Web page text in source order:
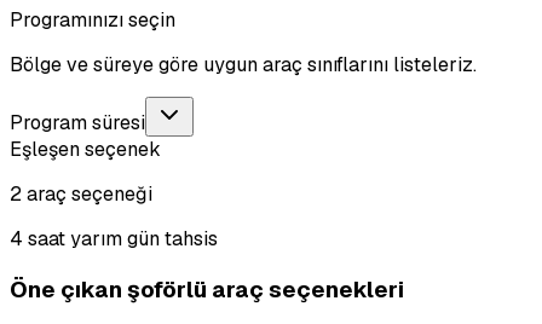
Programınızı seçin
Bölge ve süreye göre uygun araç sınıflarını listeleriz.
Program süresi
Eşleşen seçenek
2 araç seçeneği
4 saat yarım gün tahsis
Öne çıkan şoförlü araç seçenekleri